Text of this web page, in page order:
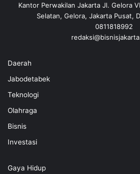
Kantor Perwakilan Jakarta Jl. Gelora
Selatan, Gelora, Jakarta Pusat,
0811818992
Daerah
Jabodetabek
Teknologi
Olahraga
Bisnis
Investasi
Gaya Hidup